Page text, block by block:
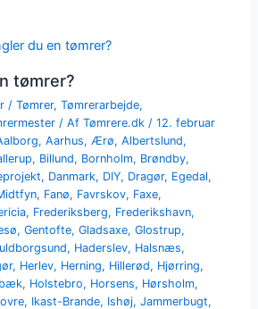
tømrer?
/Tømrer,Tømrerarbejde,
/ AfTømrere.dk/12. februar
,Aarhus,Ærø,Albertslund,
, Billund, Bornholm, Brøndby,
, Danmark, DIY, Dragør, Egedal,
, Fanø, Favrskov, Faxe,
, Frederiksberg, Frederikshavn,
,Gentofte,Gladsaxe,Glostrup,
, Haderslev, Halsnæs,
, Herlev, Herning, Hillerød, Hjørring,
, Holstebro, Horsens, Hørsholm,
, Ikast-Brande, Ishøj,Jammerbugt,